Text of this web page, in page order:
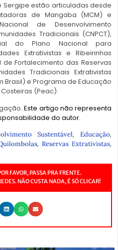
estão articuladas desde
de Mangaba (MCM) e
de Desenvolvimento
Tradicionais (CNPCT),
do Plano Nacional para
Extrativistas e Ribeirinhas
Fortalecimento das Reservas
Tradicionais Extrativistas
Brasil) e Programa de Educação
(Peac).
Este artigo não representa
do autor.
Sustentável, Educação,
, Reservas Extrativistas,
FAVOR, PASSA PRA FRENTE.
NÃO CUSTA NADA, É SÓ CLICAR!